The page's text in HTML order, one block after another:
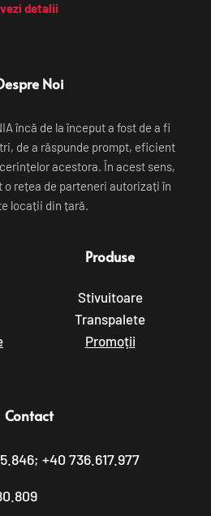
vezi detalii
Noi
încă de la început a fost de a fi
de a răspunde prompt, eficient
acestora. În acest sens,
o rețea de parteneri autorizați în
locații din țară.
Produse
Stivuitoare
Transpalete
Promoții
Contact
; +40 736.617.977